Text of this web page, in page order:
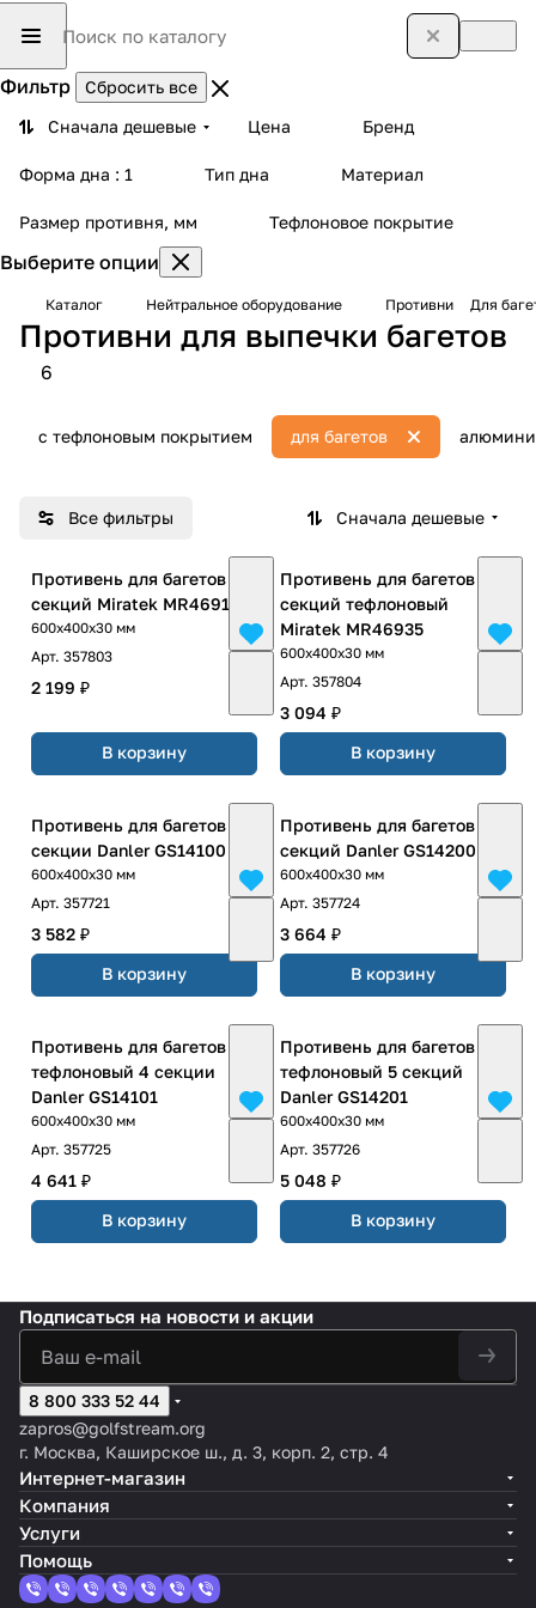
Фильтр
Сбросить все
Сначала дешевые
Цена Бренд
Форма дна : 1 Тип дна Материал
Размер противня, мм Тефлоновое покрытие
Выберите опции
Каталог Нейтральное оборудование Противни Для
Противни для выпечки багетов
6
с тефлоновым покрытием для багетов
Все фильтры Сначала дешевые
Противень для багетов 5
секций Miratek MR46915
600х400х30 мм
Арт. 357803
2 199 ₽
В корзину
Противень для багетов 5
секций тефлоновый
Miratek MR46935
600х400х30 мм
Арт. 357804
3 094 ₽
В корзину
Противень для багетов 4
секции Danler GS14100
600х400х30 мм
Арт. 357721
3 582 ₽
В корзину
Противень для багетов 5
секций Danler GS14200
600х400х30 мм
Арт. 357724
3 664 ₽
В корзину
Противень для багетов
тефлоновый 4 секции
Danler GS14101
600х400х30 мм
Арт. 357725
4 641 ₽
В корзину
Противень для багетов
тефлоновый 5 секций
Danler GS14201
600х400х30 мм
Арт. 357726
5 048 ₽
В корзину
Подписаться на новости и акции
8 800 333 52 44
zapros@golfstream.org
г. Москва, Каширское ш., д. 3, корп. 2, стр. 4
Интернет-магазин
Компания
Услуги
Помощь